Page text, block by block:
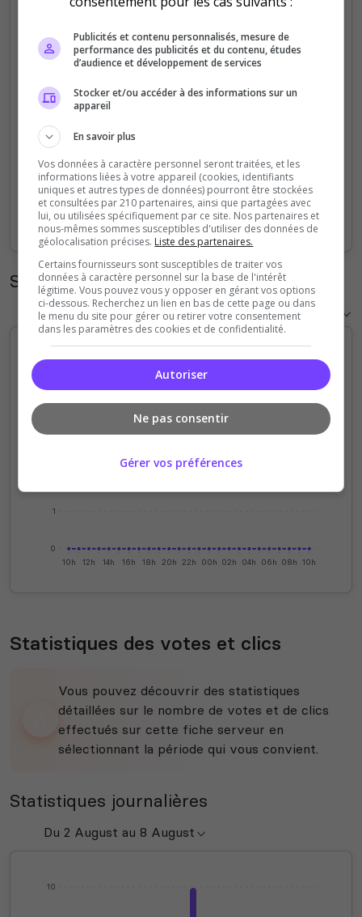
0
1
3
4
Sep Oct Nov Dec Jan Feb Mar Apr May Jun Jul Aug
Statistiques horaires
0
1
3
5
10h 12h 14h 16h 18h 20h 22h 00h 02h 04h 06h 08h 10h
Statistiques des votes et clics
Vous pouvez découvrir des statistiques
détaillées sur le nombre de votes et de clics
effectués sur cette fiche serveur en
sélectionnant la période qui vous convient.
Statistiques journalières
10
Publicités et contenu personnalisés, mesure de
performance des publicités et du contenu, études
d’audience et développement de services
Stocker et/ou accéder à des informations sur un
appareil
En savoir plus
Vos données à caractère personnel seront traitées, et les
informations liées à votre appareil (cookies, identifiants
uniques et autres types de données) pourront être stockées
et consultées par 210 partenaires, ainsi que partagées avec
lui, ou utilisées spécifiquement par ce site. Nos partenaires et
nous-mêmes sommes susceptibles d'utiliser des données de
géolocalisation précises. Liste des partenaires.
Certains fournisseurs sont susceptibles de traiter vos
données à caractère personnel sur la base de l'intérêt
légitime. Vous pouvez vous y opposer en gérant vos options
ci-dessous. Recherchez un lien en bas de cette page ou dans
le menu du site pour gérer ou retirer votre consentement
dans les paramètres des cookies et de confidentialité.
Autoriser
Ne pas consentir
Gérer vos préférences